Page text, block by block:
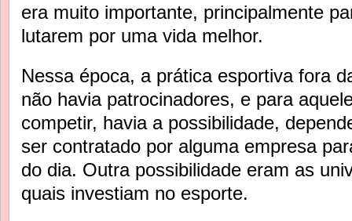
era muito importante, principalmente
lutarem por uma vida melhor.
Nessa época, a prática esportiva fora
não havia patrocinadores, e para
competir, havia a possibilidade,
ser contratado por alguma empresa
do dia. Outra possibilidade eram as
quais investiam no esporte.